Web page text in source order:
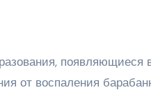
появляющиеся
от воспаления